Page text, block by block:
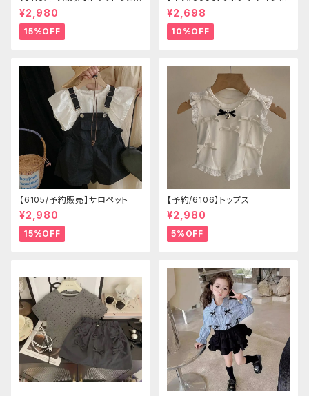
ョートパン
¥2,980
15%OFF
シャツ
¥2,698
10%OFF
【6105/予約販売】サロペット
¥2,980
15%OFF
【予約/6106】トップス
¥2,980
5%OFF